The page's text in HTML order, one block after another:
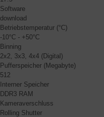
Software
download
Betriebstemperatur (°C)
-10°C - +50°C
Binning
2x2, 3x3, 4x4 (Digital)
Pufferspeicher (Megabyte)
512
Interner Speicher
DDR3 RAM
Kameraverschluss
Rolling Shutter